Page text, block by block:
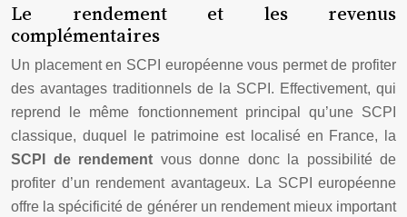
Le rendement et les revenus
complémentaires
Un placement en SCPI européenne vous permet de profiter
des avantages traditionnels de la SCPI. Effectivement, qui
reprend le même fonctionnement principal qu’une SCPI
classique, duquel le patrimoine est localisé en France, la
SCPI de rendement vous donne donc la possibilité de
profiter d’un rendement avantageux. La SCPI européenne
offre la spécificité de générer un rendement mieux important